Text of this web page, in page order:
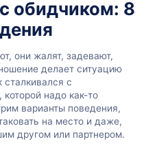
обидчиком: 8
они жалят, задевают,
делает ситуацию
с
надо как-то
варианты поведения,
на место и даже,
другом или партнером.